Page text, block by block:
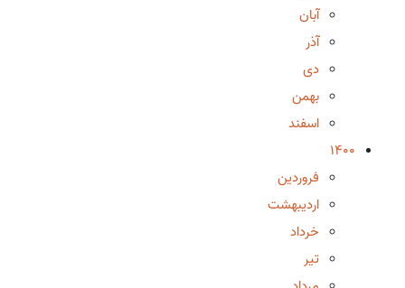
آبان
آذر
دی
بهمن
اسفند
1400
فروردین
اردیبهشت
خرداد
تیر